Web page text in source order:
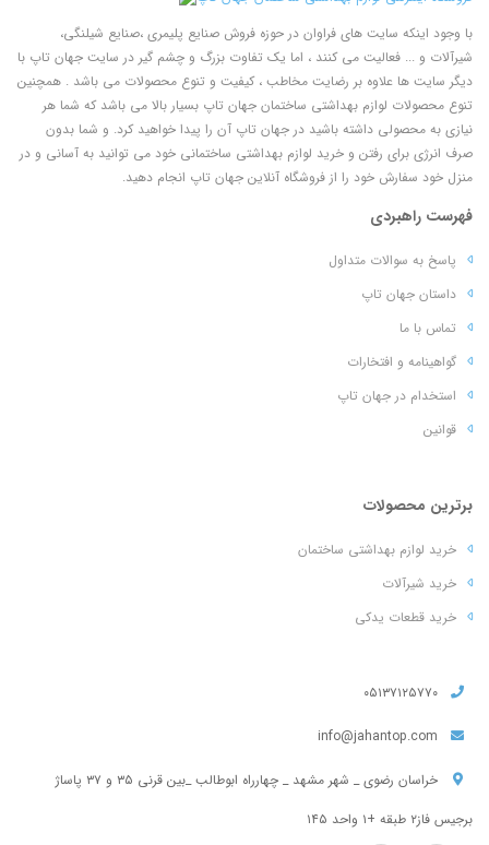
با وجود اینکه سایت های فراوان در حوزه فروش صنایع پلیمری ،صنایع شیلنگی،
شیرآلات و ... فعالیت می کنند ، اما یک تفاوت بزرگ و چشم گیر در سایت جهان تاپ با
دیگر سایت ها علاوه بر رضایت مخاطب ، کیفیت و تنوع محصولات می باشد . همچنین
تنوع محصولات لوازم بهداشتی ساختمان جهان تاپ بسیار بالا می باشد که شما هر
نیازی به محصولی داشته باشید در جهان تاپ آن را پیدا خواهید کرد. و شما بدون
صرف انرژی برای رفتن و خرید لوازم بهداشتی ساختمانی خود می توانید به آسانی و در
منزل خود سفارش خود را از فروشگاه آنلاین جهان تاپ انجام دهید.
فهرست راهبردی
پاسخ به سوالات متداول
داستان جهان تاپ
تماس با ما
گواهینامه و افتخارات
استخدام در جهان تاپ
قوانین
برترین محصولات
خرید لوازم بهداشتی ساختمان
خرید شیرآلات
خرید قطعات یدکی
خراسان رضوی _ شهر مشهد _ چهارراه ابوطالب _بین قرنی ۳۵ و ۳۷ پاساژ
برجیس فاز۲ طبقه +۱ واحد ۱۴۵